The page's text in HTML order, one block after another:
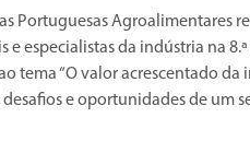
Portuguesas Agroalimentares
e especialistas da indústria na
tema “O valor acrescentado da
e oportunidades de um